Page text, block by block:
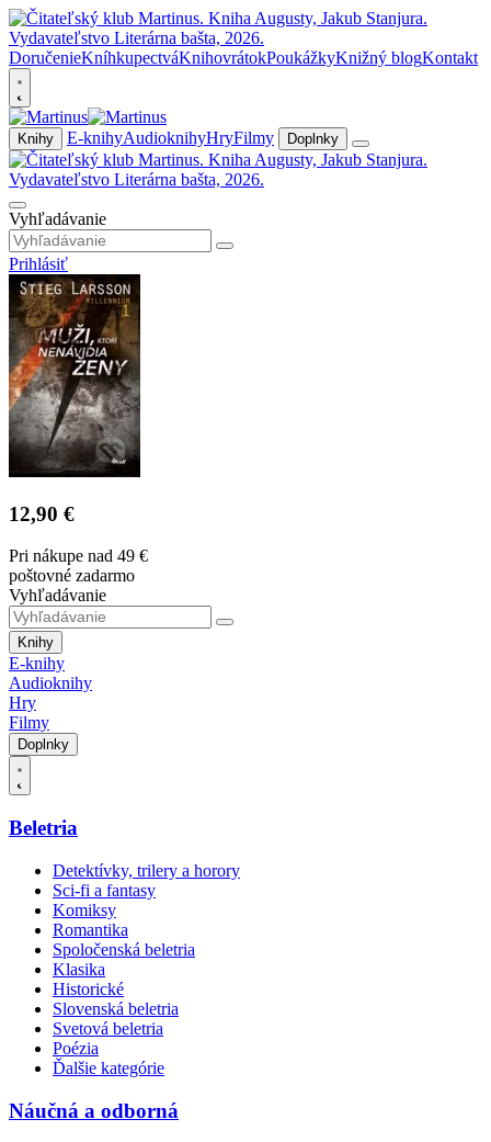
DoručenieKníhkupectváKnihovrátokPoukážkyKnižný blogKontakt
Knihy E-knihyAudioknihyHryFilmy Doplnky
Vyhľadávanie
Prihlásiť
12,90 €
Pri nákupe nad 49 €
poštovné zadarmo
Vyhľadávanie
Knihy
E-knihy
Audioknihy
Hry
Filmy
Doplnky
Beletria
Detektívky, trilery a horory
Sci-fi a fantasy
Komiksy
Romantika
Spoločenská beletria
Klasika
Historické
Slovenská beletria
Svetová beletria
Poézia
Ďalšie kategórie
Náučná a odborná